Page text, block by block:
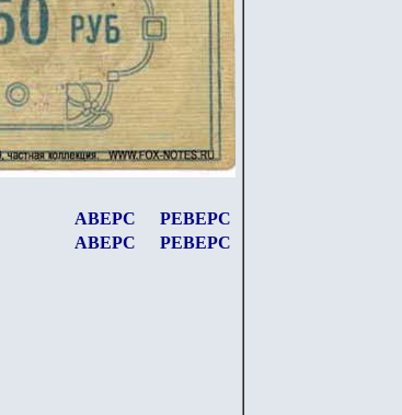
АВЕРС
РЕВЕРС
АВЕРС
РЕВЕРС